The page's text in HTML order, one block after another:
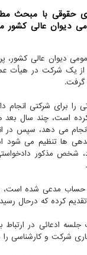
حقوقی با مبحث
دیوان عالی کشور
دیوان عالی کشور،
از یک شرکت در هیأت
گرفت.
شخصی در سال ۱۳۹۱ خدماتی را برای شرکتی
است، چند سال بعد
می دهد، سپس در
ها تنظیم می شود
شخص مذکور
حساب مدعی شده است،
کرده که درحال
ادعائی در
شرکت و کارشناسی